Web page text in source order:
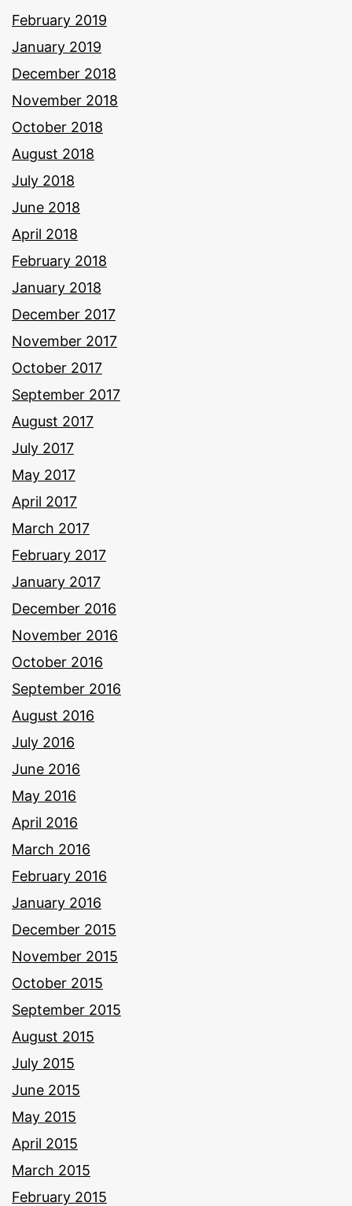
February 2019
January 2019
December 2018
November 2018
October 2018
August 2018
July 2018
June 2018
April 2018
February 2018
January 2018
December 2017
November 2017
October 2017
September 2017
August 2017
July 2017
May 2017
April 2017
March 2017
February 2017
January 2017
December 2016
November 2016
October 2016
September 2016
August 2016
July 2016
June 2016
May 2016
April 2016
March 2016
February 2016
January 2016
December 2015
November 2015
October 2015
September 2015
August 2015
July 2015
June 2015
May 2015
April 2015
March 2015
February 2015